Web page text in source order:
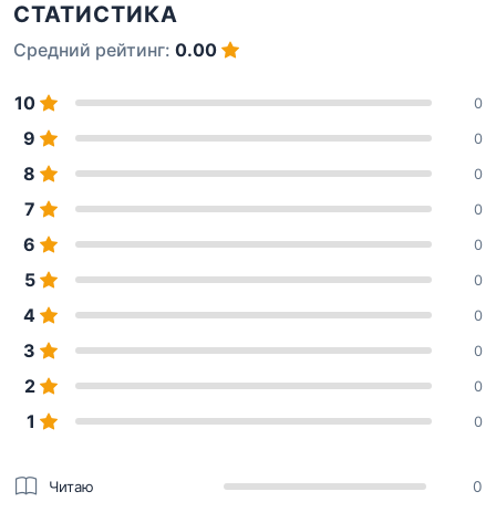
СТАТИСТИКА
Средний рейтинг: 0.00
10 0
9 0
8 0
7 0
6 0
5 0
4 0
3 0
2 0
1 0
Читаю 0